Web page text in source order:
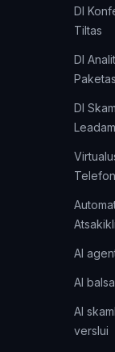
DI
Tiltas
DI
Paketas
DI
AI
AI
AI
verslui